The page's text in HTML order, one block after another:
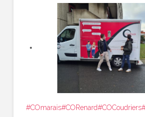
#COmarais#CORenard#COCoudriers